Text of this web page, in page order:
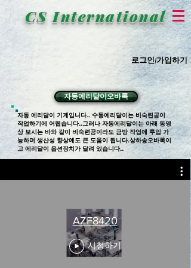
CS International
로그인/가입하기
AZF8420
시청하기
자동 에리달이 기계입니다.. 수동에리달이는 비숙련공이
작업하기에 어렵습니다..그러나 자동에리달이는 아래 동영
상 보시는 바와 같이 비숙련공이라도 금방 작업에 투입 가
능하며 생산성 향상에도 큰 도움이 됩니다.상하송오바록이
고 에리달이 옵션장치가 달려 있습니다..
자동에리달이오바록